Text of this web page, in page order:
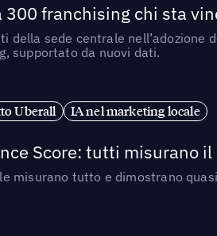
franchising chi sta
della sede centrale nell’adozione
supportato da nuovi dati.
Uberall IA nel marketing locale
Score: tutti misurano
misurano tutto e dimostrano